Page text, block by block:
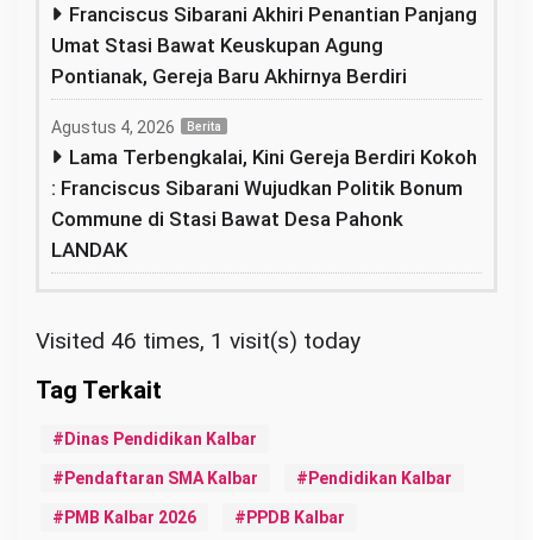
Franciscus Sibarani Akhiri Penantian Panjang
Umat Stasi Bawat Keuskupan Agung
Pontianak, Gereja Baru Akhirnya Berdiri
Agustus 4, 2026 Berita
Lama Terbengkalai, Kini Gereja Berdiri Kokoh
: Franciscus Sibarani Wujudkan Politik Bonum
Commune di Stasi Bawat Desa Pahonk
LANDAK
Visited 46 times, 1 visit(s) today
Dinas Pendidikan Kalbar
Pendaftaran SMA Kalbar Pendidikan Kalbar
PMB Kalbar 2026 PPDB Kalbar